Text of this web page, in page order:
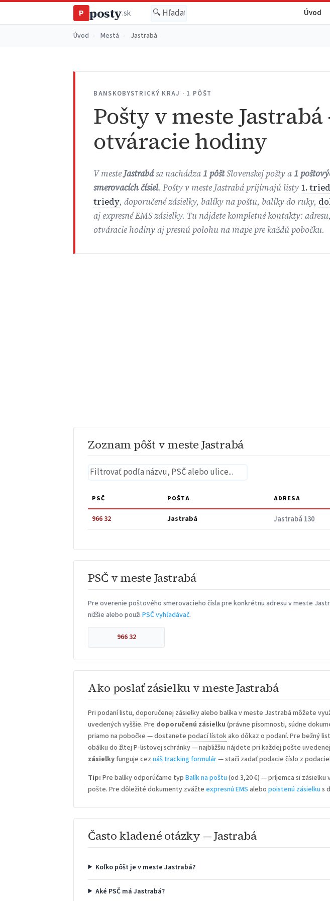
P posty.sk Úvod
Úvod Mestá Jastrabá
BANSKOBYSTRICKÝ KRAJ · 1 PÔŠT
Pošty v meste
otváracie hodiny
V mesteJastrabása nachádza1 pôštSlovenskej pošty a1
smerovacích čísiel. Pošty v meste Jastrabá prijímajú listy 1.
triedy, doporučené zásielky, balíky na poštu, balíky do ruky,
aj expresné EMS zásielky. Tu nájdete kompletné kontakty:
otváracie hodiny aj presnú polohu na mape pre každú pobočku.
Zoznam pôšt v meste Jastrabá
PSČ POŠTA ADRESA
966 32 Jastrabá Jastrabá 130
PSČ v meste Jastrabá
Pre overenie poštového smerovacieho čísla pre konkrétnu adresu v meste
nižšie alebo použiPSČ vyhľadávač.
966 32
Ako poslať zásielku v meste Jastrabá
Pri podaní listu,doporučenej zásielkyalebo balíka v meste Jastrabá môžete
uvedených vyššie. Pre doporučenú zásielku (právne písomnosti, súdne
priamo na pobočke — dostanetepodací lístokako dôkaz o podaní. Pre bežný
obálku do žltej P-listovej schránky — najbližšiu nájdete pri každej pošte
zásielkyfunguje ceznáš tracking formulár— stačí zadať podacie číslo z
Tip: Pre balíky odporúčame typBalík na poštu (od 3,20 €) — príjemca si
pošte. Pre dôležité dokumenty zvážteexpresnú EMS alebopoistenú zásielku s
Často kladené otázky — Jastrabá
Koľko pôšt je v meste Jastrabá?
Aké PSČ má Jastrabá?